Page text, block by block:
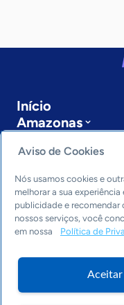
Início
Amazonas
Últimas notícias
Entre em contato
Editorias
Economia &
Inovação &
Dados
Aviso de Cookies
Nós usamos cookies e
melhorar a sua
publicidade e recomendar
nossos serviços, você
em nossa
Política de
Aceitar